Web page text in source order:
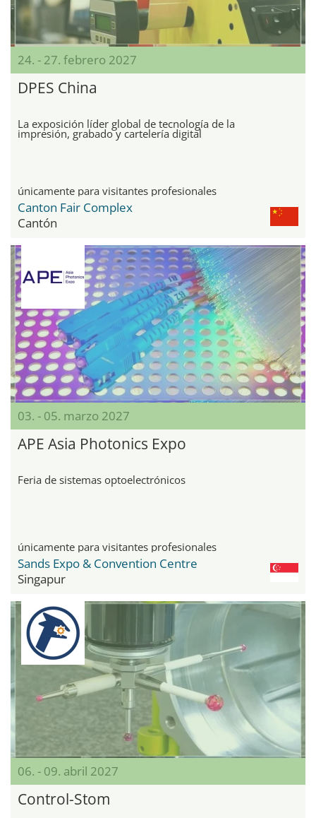
24. - 27. febrero 2027
DPES China
La exposición líder global de tecnología de la
impresión, grabado y cartelería digital
únicamente para visitantes profesionales
Canton Fair Complex
Cantón
03. - 05. marzo 2027
APE Asia Photonics Expo
Feria de sistemas optoelectrónicos
únicamente para visitantes profesionales
Sands Expo & Convention Centre
Singapur
06. - 09. abril 2027
Control-Stom